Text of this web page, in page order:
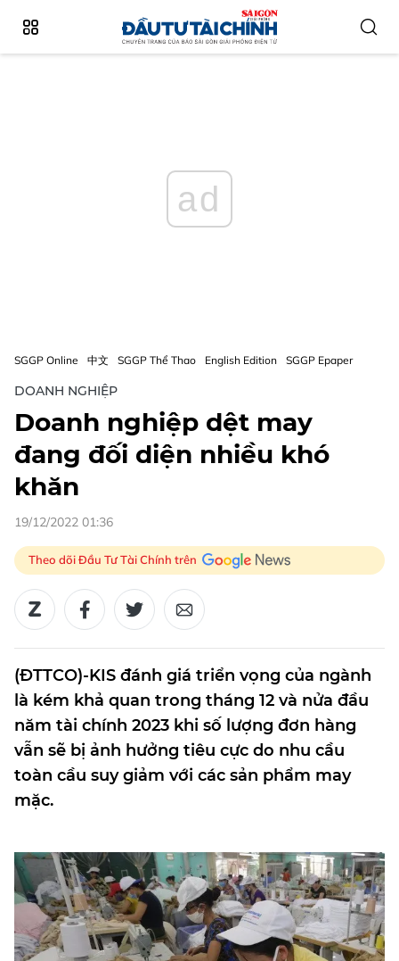
ad
SGGP Online 中文 SGGP Thể Thao English Edition SGGP Epaper
DOANH NGHIỆP
Doanh nghiệp dệt may
đang đối diện nhiều khó
khăn
19/12/2022 01:36
Theo dõi Đầu Tư Tài Chính trên
(ĐTTCO)-KIS đánh giá triển vọng của ngành
là kém khả quan trong tháng 12 và nửa đầu
năm tài chính 2023 khi số lượng đơn hàng
vẫn sẽ bị ảnh hưởng tiêu cực do nhu cầu
toàn cầu suy giảm với các sản phẩm may
mặc.